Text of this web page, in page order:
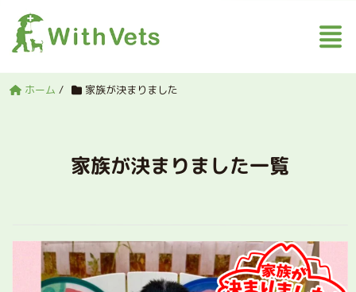
ホーム / 家族が決まりました
家族が決まりました一覧